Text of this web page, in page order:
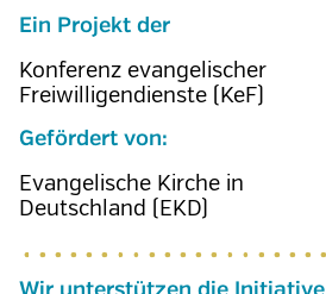
Ein Projekt der
Konferenz evangelischer
Freiwilligendienste (KeF)
Gefördert von:
Evangelische Kirche in
Deutschland (EKD)